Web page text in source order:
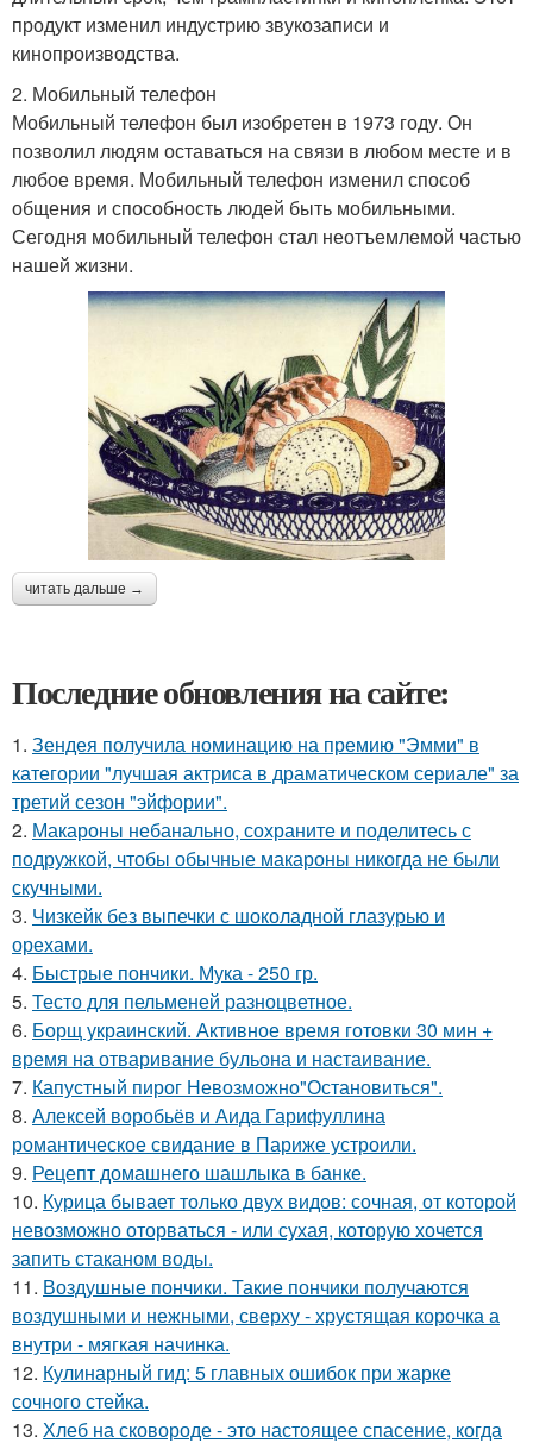
продукт изменил индустрию звукозаписи и
кинопроизводства.
2. Мобильный телефон
Мобильный телефон был изобретен в 1973 году. Он
позволил людям оставаться на связи в любом месте и в
любое время. Мобильный телефон изменил способ
общения и способность людей быть мобильными.
Сегодня мобильный телефон стал неотъемлемой частью
нашей жизни.
читать дальше →
Последние обновления на сайте:
1. Зендея получила номинацию на премию "Эмми" в
категории "лучшая актриса в драматическом сериале" за
третий сезон "эйфории".
2. Макароны небанально, сохраните и поделитесь с
подружкой, чтобы обычные макароны никогда не были
скучными.
3. Чизкейк без выпечки с шоколадной глазурью и
орехами.
4. Быстрые пончики. Мука - 250 гр.
5. Тесто для пельменей разноцветное.
6. Борщ украинский. Активное время готовки 30 мин +
время на отваривание бульона и настаивание.
7. Капустный пирог Невозможно"Остановиться".
8. Алексей воробьёв и Аида Гарифуллина
романтическое свидание в Париже устроили.
9. Рецепт домашнего шашлыка в банке.
10. Курица бывает только двух видов: сочная, от которой
невозможно оторваться - или сухая, которую хочется
запить стаканом воды.
11. Воздушные пончики. Такие пончики получаются
воздушными и нежными, сверху - хрустящая корочка а
внутри - мягкая начинка.
12. Кулинарный гид: 5 главных ошибок при жарке
сочного стейка.
13. Хлеб на сковороде - это настоящее спасение, когда